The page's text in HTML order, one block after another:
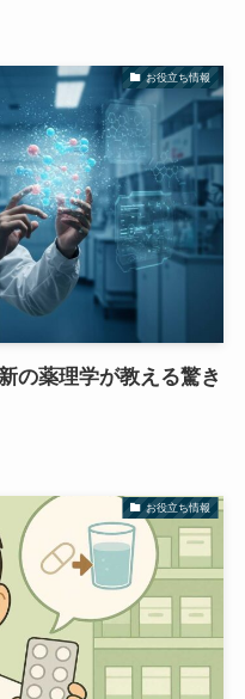
お役立ち情報
の薬理学が教える驚き
お役立ち情報